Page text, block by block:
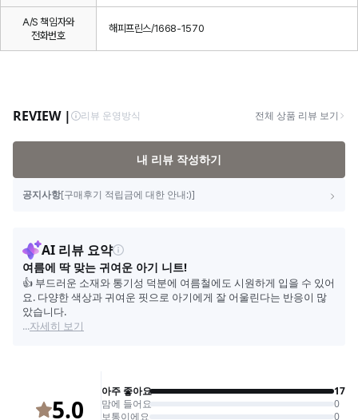
A/S 책임자와
전화번호
해피프린스/1668-1570